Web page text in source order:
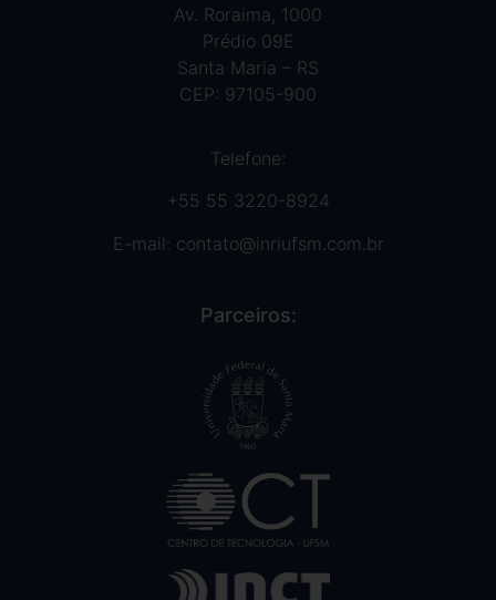
Av. Roraima, 1000
Prédio 09E
Santa Maria – RS
CEP: 97105-900
Telefone:
+55 55 3220-8924
E-mail: contato@inriufsm.com.br
Parceiros: